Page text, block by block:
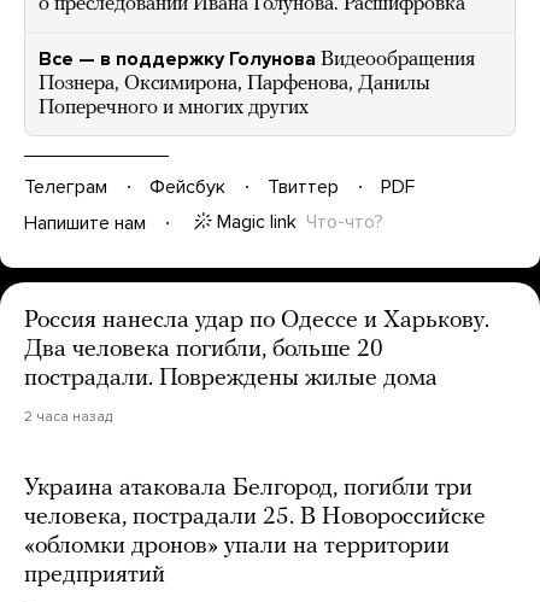
о преследовании Ивана Голунова. Расшифровка
Все — в поддержку Голунова Видеообращения
Познера, Оксимирона, Парфенова, Данилы
Поперечного и многих других
Телеграм Фейсбук Твиттер
PDF
Напишите нам
Magic link Что-что?
Россия нанесла удар по Одессе и Харькову.
Два человека погибли, больше 20
пострадали. Повреждены жилые дома
2 часа назад
Украина атаковала Белгород, погибли три
человека, пострадали 25. В Новороссийске
«обломки дронов» упали на территории
предприятий